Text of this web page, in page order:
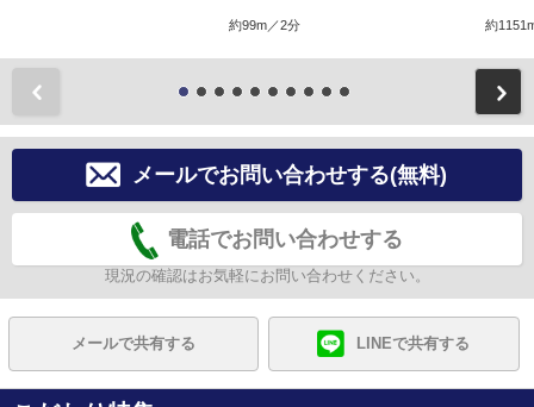
約99m／2分 約
メールでお問い合わせする(無料)
電話でお問い合わせする
現況の確認はお気軽にお問い合わせください。
メールで共有する LINEで共有する